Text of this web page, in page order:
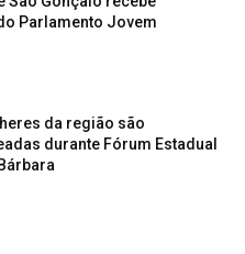
Parlamento Jovem
da região são
durante Fórum Estadual